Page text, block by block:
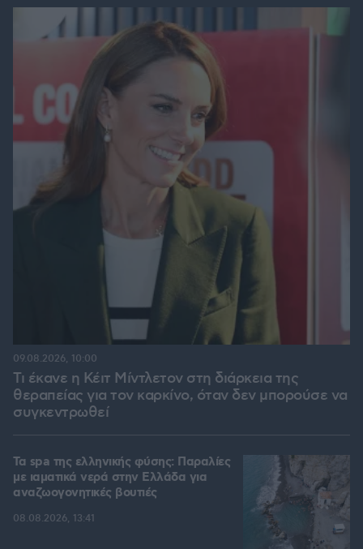
Τι έκανε η Κέιτ Μίντλετον στη διάρκεια της
θεραπείας για τον καρκίνο, όταν δεν μπορούσε να
συγκεντρωθεί
09.08.2026, 10:00
Τα spa της ελληνικής φύσης: Παραλίες
με ιαματικά νερά στην Ελλάδα για
αναζωογονητικές βουτιές
08.08.2026, 13:41